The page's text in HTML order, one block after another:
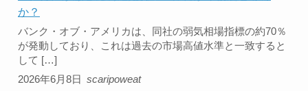
か？
2026年6月8日
バンク・オブ・アメリカは、同社の弱気相場指標の約70％
が発動しており、これは過去の市場高値水準と一致すると
して […]
scaripoweat